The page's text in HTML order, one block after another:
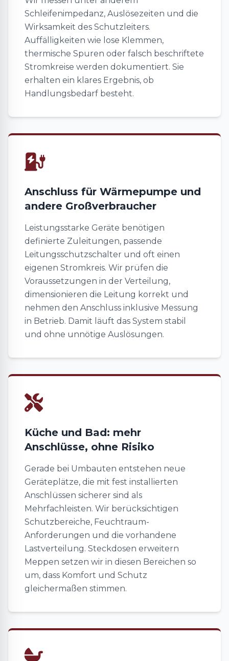
Schleifenimpedanz, Auslösezeiten und die
Wirksamkeit des Schutzleiters.
Auffälligkeiten wie lose Klemmen,
thermische Spuren oder falsch beschriftete
Stromkreise werden dokumentiert. Sie
erhalten ein klares Ergebnis, ob
Handlungsbedarf besteht.
Anschluss für Wärmepumpe und
andere Großverbraucher
Leistungsstarke Geräte benötigen
definierte Zuleitungen, passende
Leitungsschutzschalter und oft einen
eigenen Stromkreis. Wir prüfen die
Voraussetzungen in der Verteilung,
dimensionieren die Leitung korrekt und
nehmen den Anschluss inklusive Messung
in Betrieb. Damit läuft das System stabil
und ohne unnötige Auslösungen.
Küche und Bad: mehr
Anschlüsse, ohne Risiko
Gerade bei Umbauten entstehen neue
Geräteplätze, die mit fest installierten
Anschlüssen sicherer sind als
Mehrfachleisten. Wir berücksichtigen
Schutzbereiche, Feuchtraum-
Anforderungen und die vorhandene
Lastverteilung. Steckdosen erweitern
Meppen setzen wir in diesen Bereichen so
um, dass Komfort und Schutz
gleichermaßen stimmen.